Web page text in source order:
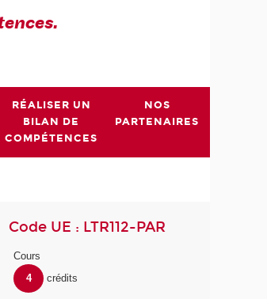
RÉALISER UN
BILAN DE
COMPÉTENCES
NOS
PARTENAIRES
Code UE : LTR112-PAR
Cours
4
crédits